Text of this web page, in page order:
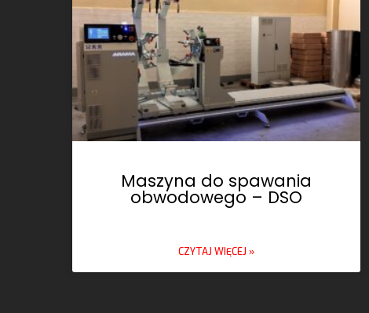
Maszyna do spawania
obwodowego – DSO
CZYTAJ WIĘCEJ »